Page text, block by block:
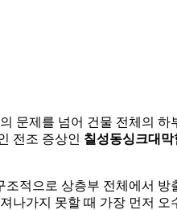
문제를 넘어 건물 전체의 하
전조 증상인 칠성동싱크대막
조적으로 상층부 전체에서 방
나가지 못할 때 가장 먼저 오